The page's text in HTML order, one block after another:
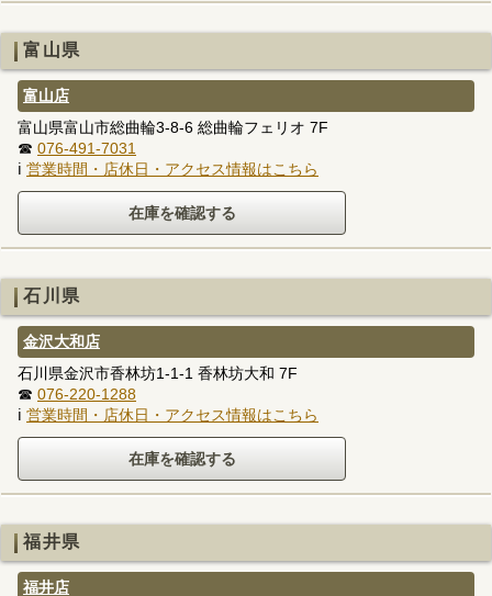
富山県
富山店
富山県富山市総曲輪3-8-6 総曲輪フェリオ 7F
☎ 076-491-7031
ℹ 営業時間・店休日・アクセス情報はこちら
石川県
金沢大和店
石川県金沢市香林坊1-1-1 香林坊大和 7F
☎ 076-220-1288
ℹ 営業時間・店休日・アクセス情報はこちら
福井県
福井店